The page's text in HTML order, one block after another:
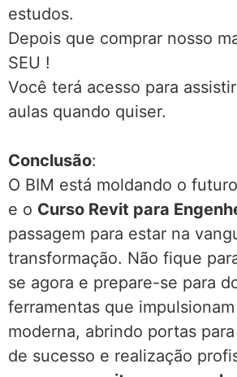
estudos.
Depois que comprar nosso
SEU !
Você terá acesso para
aulas quando quiser.
Conclusão:
O BIM está moldando o
e o Curso Revit para
passagem para estar na
transformação. Não fique
se agora e prepare-se para
ferramentas que
moderna, abrindo portas
de sucesso e realização